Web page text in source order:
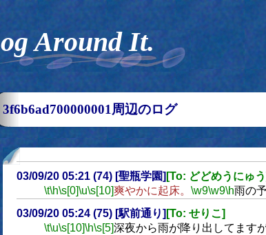
Log Around It.
3f6b6ad700000001周辺のログ
03/09/20 05:21 (74) [聖瓶学園] [To: どどめうにゅ
\t\h\s[0]\u\s[10]爽やかに起床。 \w9\w9\h雨の予
03/09/20 05:24 (75) [駅前通り] [To: せりこ]
\t\u\s[10]\h\s[5]深夜から雨が降り出してます